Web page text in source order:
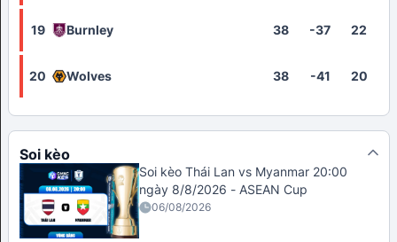
19 Burnley 38 -37 22
20 Wolves 38 -41 20
Soi kèo
Soi kèo Thái Lan vs Myanmar 20:00
ngày 8/8/2026 - ASEAN Cup
06/08/2026